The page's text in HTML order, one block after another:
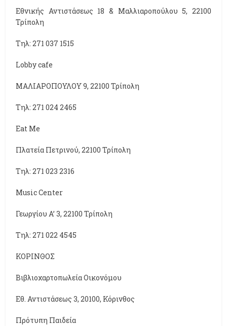
Εθνικής Αντιστάσεως 18 & Μαλλιαροπούλου 5, 22100
Τρίπολη
Τηλ: 271 037 1515
Lοbby cafe
ΜΑΛΙΑΡΟΠΟΥΛΟΥ 9, 22100 Τρίπολη
Τηλ: 271 024 2465
Eat Me
Πλατεία Πετρινού, 22100 Τρίπολη
Τηλ: 271 023 2316
Music Center
Γεωργίου A’ 3, 22100 Τρίπολη
Τηλ: 271 022 4545
ΚΟΡΙΝΘΟΣ
Βιβλιοχαρτοπωλεία Οικονόμου
Εθ. Αντιστάσεως 3, 20100, Κόρινθος
Πρότυπη Παιδεία